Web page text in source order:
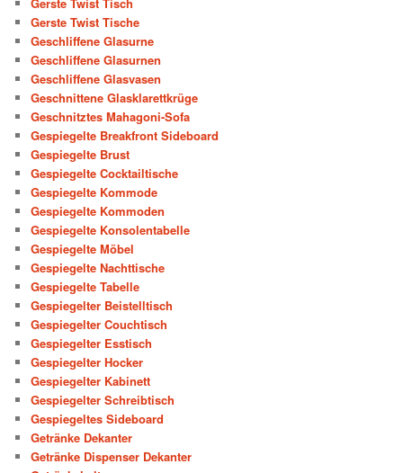
Gerste Twist Tische
Geschliffene Glasurne
Geschliffene Glasurnen
Geschliffene Glasvasen
Geschnittene Glasklarettkrüge
Geschnitztes Mahagoni-Sofa
Gespiegelte Breakfront Sideboard
Gespiegelte Brust
Gespiegelte Cocktailtische
Gespiegelte Kommode
Gespiegelte Kommoden
Gespiegelte Konsolentabelle
Gespiegelte Möbel
Gespiegelte Nachttische
Gespiegelte Tabelle
Gespiegelter Beistelltisch
Gespiegelter Couchtisch
Gespiegelter Esstisch
Gespiegelter Hocker
Gespiegelter Kabinett
Gespiegelter Schreibtisch
Gespiegeltes Sideboard
Getränke Dekanter
Getränke Dispenser Dekanter